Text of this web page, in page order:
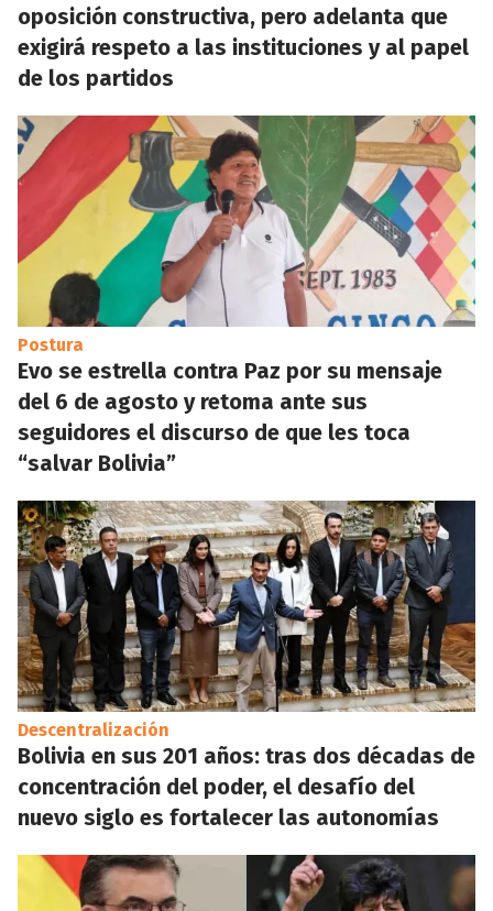
oposición constructiva, pero adelanta que
exigirá respeto a las instituciones y al papel
de los partidos
Postura
Evo se estrella contra Paz por su mensaje
del 6 de agosto y retoma ante sus
seguidores el discurso de que les toca
“salvar Bolivia”
Descentralización
Bolivia en sus 201 años: tras dos décadas de
concentración del poder, el desafío del
nuevo siglo es fortalecer las autonomías